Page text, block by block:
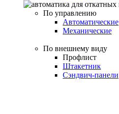
По управлению
Автоматические
Механические
По внешнему виду
Профлист
Штакетник
Сэндвич-панели